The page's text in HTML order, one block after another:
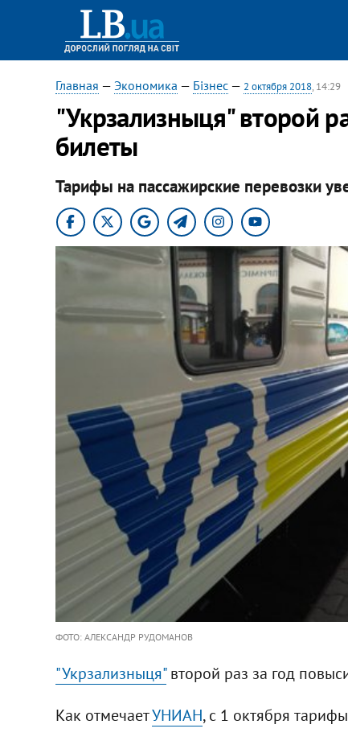
Главная — Экономика — Бізнес— 2 октября 2018, 14:29
"Укрзализныця" второй
билеты
Тарифы на пассажирские перевозки
ФОТО: АЛЕКСАНДР РУДОМАНОВ
"Укрзализныця"второй раз за год
Как отмечаетУНИАН, с 1 октября